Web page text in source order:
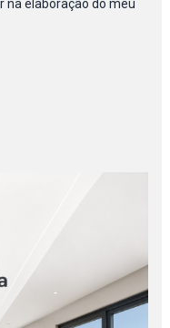
na elaboração do meu